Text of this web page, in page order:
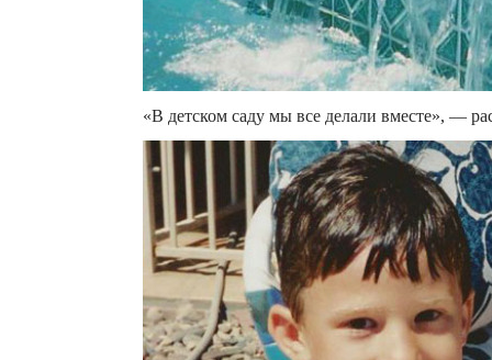
«В детском саду мы все делали вместе», —